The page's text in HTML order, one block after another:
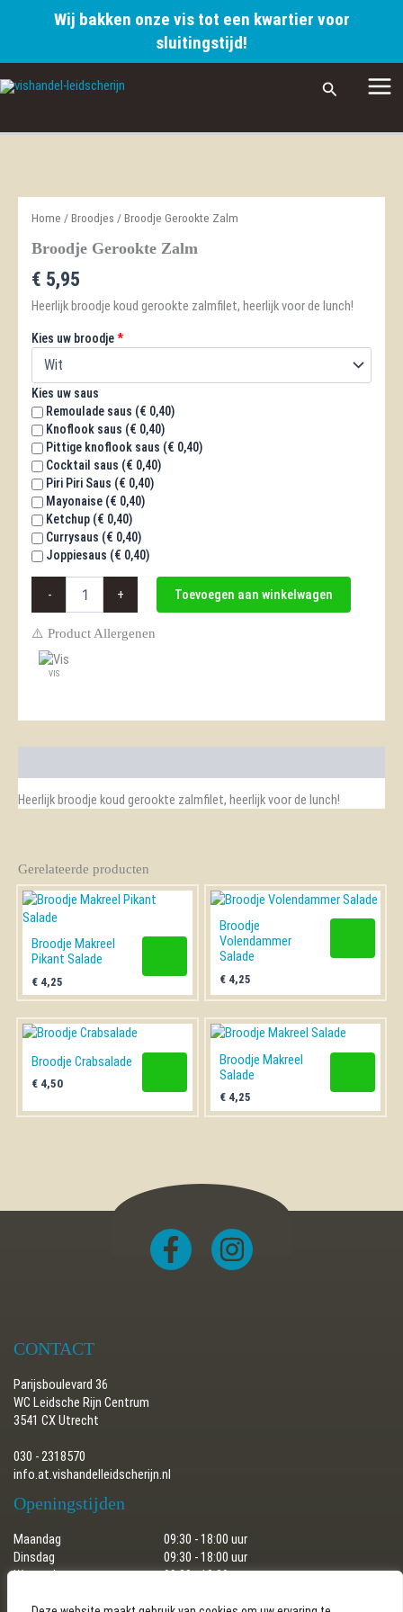
Wij bakken onze vis tot een kwartier voor
sluitingstijd!
naar
Zoeken
Home / Broodjes / Broodje Gerookte Zalm
Broodje Gerookte Zalm
€ 5,95
Heerlijk broodje koud gerookte zalmfilet, heerlijk voor de lunch!
Kies uw broodje*
Kies uw saus
Remoulade saus (€ 0,40)
Knoflook saus (€ 0,40)
Pittige knoflook saus (€ 0,40)
Cocktail saus (€ 0,40)
Piri Piri Saus (€ 0,40)
Mayonaise (€ 0,40)
Ketchup (€ 0,40)
Currysaus (€ 0,40)
Joppiesaus (€ 0,40)
-
aantal
+ Toevoegen aan winkelwagen
⚠️ Product Allergenen
VIS
Heerlijk broodje koud gerookte zalmfilet, heerlijk voor de lunch!
Gerelateerde producten
Broodje Makreel
Pikant Salade
€ 4,25
Broodje
Volendammer
Salade
€ 4,25
Broodje Crabsalade
€ 4,50
Broodje Makreel
Salade
€ 4,25
CONTACT
Parijsboulevard 36
WC Leidsche Rijn Centrum
3541 CX Utrecht
030 - 2318570
info.at.vishandelleidscherijn.nl
Openingstijden
Maandag
09:30 - 18:00 uur
Dinsdag
09:30 - 18:00 uur
Woensdag
09:30 - 18:00 uur